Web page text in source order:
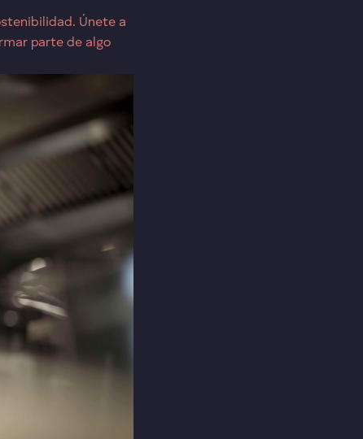
Únete a
parte de algo